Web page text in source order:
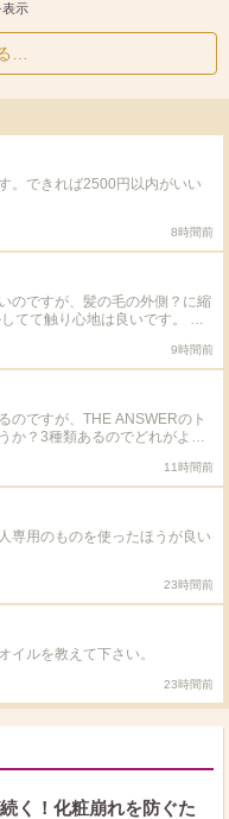
示
…
。できれば2500円以内がいい
8時間前
のですが、髪の毛の外側？に縮
てて触り心地は良いです。 基
うにしています。寝相が悪いの
もしれないです。 シャンプー
はプリュスオー、オイルはモロ
善する方法はありませんか？
9時間前
のですが、THE ANSWERのト
か？3種類あるのでどれがよい
11時間前
専用のものを使ったほうが良い
23時間前
イルを教えて下さい。
23時間前
く！化粧崩れを防ぐた